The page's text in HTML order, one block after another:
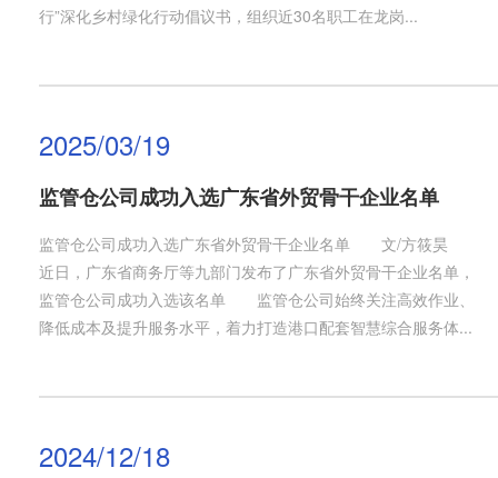
行”深化乡村绿化行动倡议书，组织近30名职工在龙岗...
2025/03/19
监管仓公司成功入选广东省外贸骨干企业名单
监管仓公司成功入选广东省外贸骨干企业名单 文/方筱昊
近日，广东省商务厅等九部门发布了广东省外贸骨干企业名单，
监管仓公司成功入选该名单 监管仓公司始终关注高效作业、
降低成本及提升服务水平，着力打造港口配套智慧综合服务体...
2024/12/18